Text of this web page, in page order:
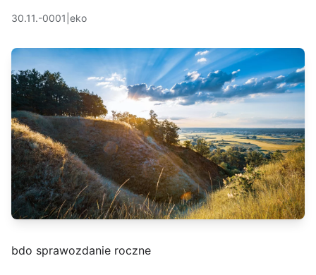
30.11.-0001 eko
bdo sprawozdanie roczne